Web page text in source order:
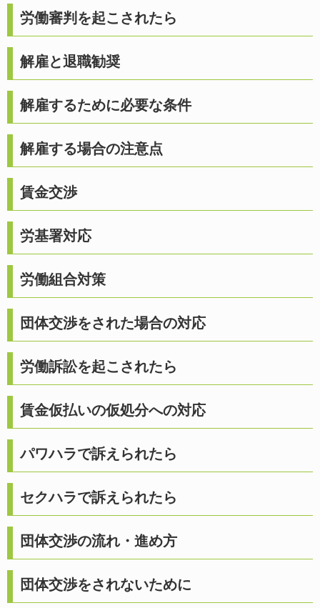
労働審判を起こされたら
解雇と退職勧奨
解雇するために必要な条件
解雇する場合の注意点
賃金交渉
労基署対応
労働組合対策
団体交渉をされた場合の対応
労働訴訟を起こされたら
賃金仮払いの仮処分への対応
パワハラで訴えられたら
セクハラで訴えられたら
団体交渉の流れ・進め方
団体交渉をされないために